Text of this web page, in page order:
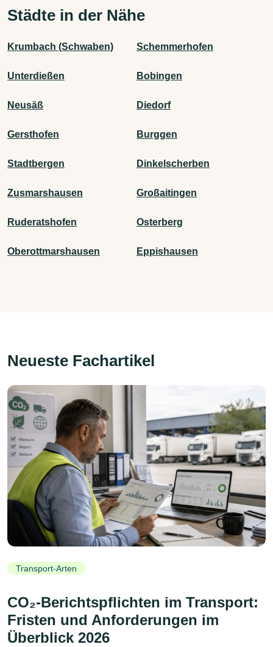
Städte in der Nähe
Krumbach (Schwaben) Schemmerhofen
Unterdießen Bobingen
Neusäß Diedorf
Gersthofen Burggen
Stadtbergen Dinkelscherben
Zusmarshausen Großaitingen
Ruderatshofen Osterberg
Oberottmarshausen Eppishausen
Neueste Fachartikel
Transport-Arten
CO₂-Berichtspflichten im Transport:
Fristen und Anforderungen im
Überblick 2026